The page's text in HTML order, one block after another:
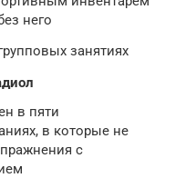
него
занятиях
в пяти
в которые не
с